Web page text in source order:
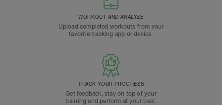
WORKOUT AND ANALYZE
Upload completed workouts from your
favorite tracking app or device.
TRACK YOUR PROGRESS
Get feedback, stay on top of your
training and perform at your best.